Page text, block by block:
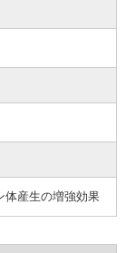
体産生の増強効果